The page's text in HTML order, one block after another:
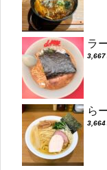
ラ
3,667
ら
3,664